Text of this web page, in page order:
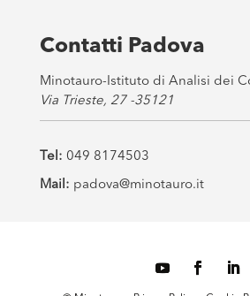
Contatti Padova
Minotauro-Istituto di Analisi dei
Via Trieste, 27 -35121
Tel: 049 8174503
Mail: padova@minotauro.it